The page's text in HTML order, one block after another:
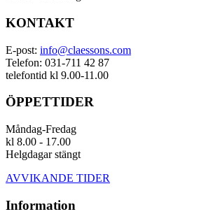
KONTAKT
E-post: info@claessons.com
Telefon: 031-711 42 87
telefontid kl 9.00-11.00
ÖPPETTIDER
Måndag-Fredag
kl 8.00 - 17.00
Helgdagar stängt
AVVIKANDE TIDER
Information